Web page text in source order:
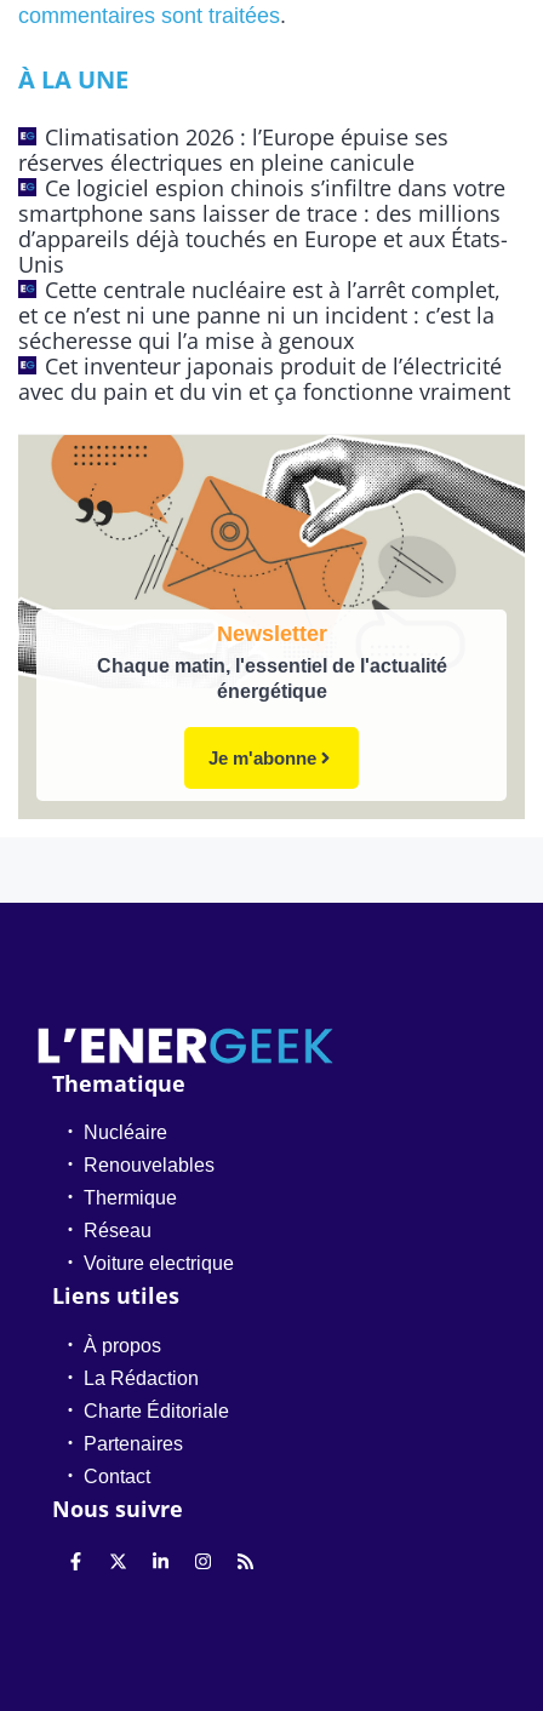
t
r
a
t
i
v
e
:
commentaires sont traitées.
À LA UNE
Climatisation 2026 : l’Europe épuise ses
réserves électriques en pleine canicule
Ce logiciel espion chinois s’infiltre dans votre
smartphone sans laisser de trace : des millions
d’appareils déjà touchés en Europe et aux États-
Unis
Cette centrale nucléaire est à l’arrêt complet,
et ce n’est ni une panne ni un incident : c’est la
sécheresse qui l’a mise à genoux
Cet inventeur japonais produit de l’électricité
avec du pain et du vin et ça fonctionne vraiment
Newsletter
Chaque matin, l'essentiel de l'actualité
énergétique
Je m'abonne
Thematique
Nucléaire
Renouvelables
Thermique
Réseau
Voiture electrique
Liens utiles
À propos
La Rédaction
Charte Éditoriale
Partenaires
Contact
Nous suivre